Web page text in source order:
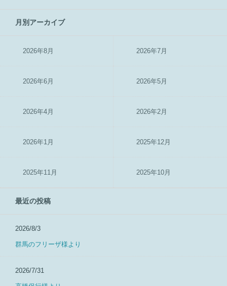
月別アーカイブ
2026年8月 2026年7月
2026年6月 2026年5月
2026年4月 2026年2月
2026年1月 2025年12月
2025年11月 2025年10月
最近の投稿
2026/8/3
群馬のフリーザ様より
2026/7/31